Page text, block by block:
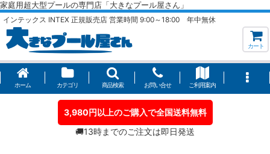
家庭用超大型プールの専門店「大きなプール屋さん」
インテックス INTEX 正規販売店 営業時間 9:00～18:00 年中無休
カート
ホーム カテゴリ 商品検索 お問い合せ ご利用案内
3,980円以上のご購入で全国送料無料
🚚13時までのご注文は即日発送